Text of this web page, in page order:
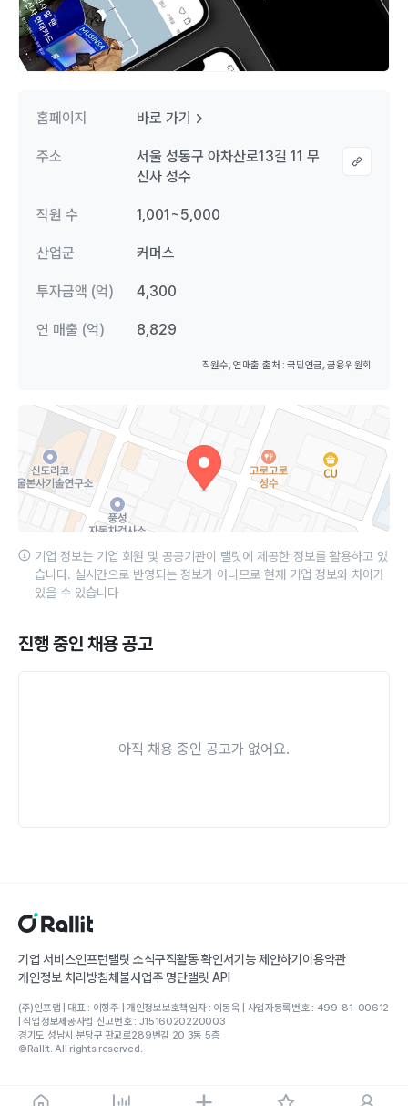
홈페이지 바로 가기
주소
서울 성동구 아차산로13길 11 무
신사 성수
직원 수 1,001~5,000
산업군 커머스
투자금액 (억) 4,300
연 매출 (억) 8,829
직원수, 연매출 출처 : 국민연금, 금융위원회
기업 정보는 기업 회원 및 공공기관이 랠릿에 제공한 정보를 활용하고 있
습니다. 실시간으로 반영되는 정보가 아니므로 현재 기업 정보와 차이가
있을 수 있습니다
진행 중인 채용 공고
아직 채용 중인 공고가 없어요.
기업 서비스인프런랠릿 소식구직활동 확인서기능 제안하기 이용약관
개인정보 처리방침체불사업주 명단랠릿 API
(주)인프랩 | 대표 : 이형주 | 개인정보보호책임자 : 이동욱 | 사업자등록번호 : 499-81-00612
| 직업정보제공사업 신고번호 : J1516020220003
경기도 성남시 분당구 판교로289번길 20 3동 5층
©Rallit. All rights reserved.